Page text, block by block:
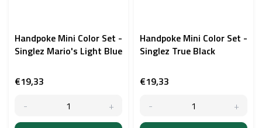
Handpoke Mini Color Set -
Singlez Mario's Light Blue
€19,33
Handpoke Mini Color Set -
Singlez True Black
€19,33